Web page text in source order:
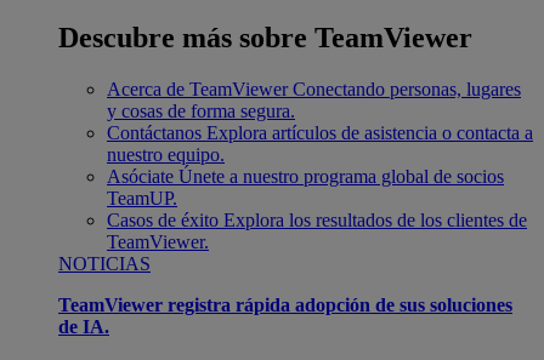
Descubre más sobre TeamViewer
Acerca de TeamViewer Conectando personas, lugares
y cosas de forma segura.
Contáctanos Explora artículos de asistencia o contacta a
nuestro equipo.
Asóciate Únete a nuestro programa global de socios
TeamUP.
Casos de éxito Explora los resultados de los clientes de
TeamViewer.
NOTICIAS
TeamViewer registra rápida adopción de sus soluciones
de IA.